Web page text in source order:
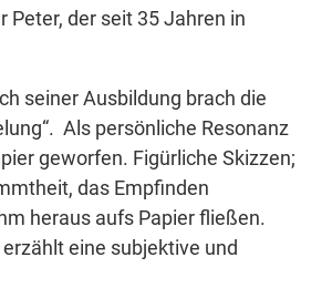
Peter, der seit 35 Jahren in
seiner Ausbildung brach die
Als persönliche Resonanz
geworfen. Figürliche Skizzen;
das Empfinden
heraus aufs Papier fließen.
eine subjektive und